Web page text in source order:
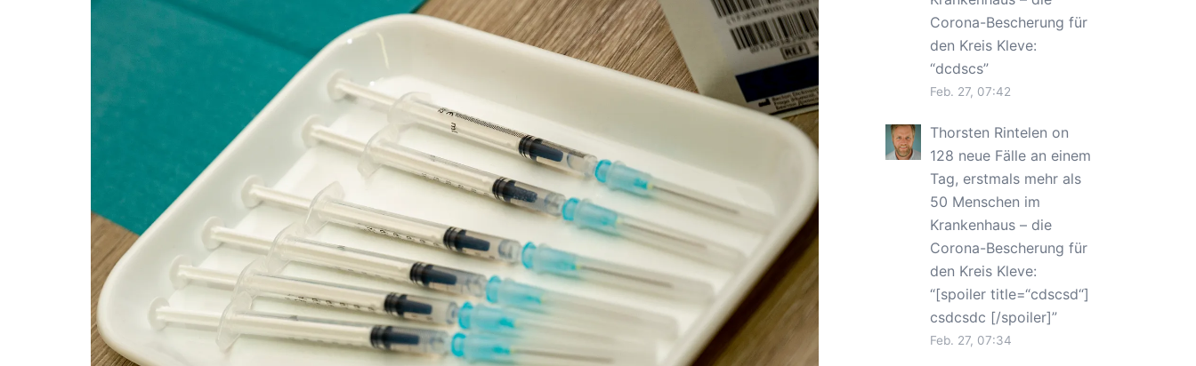
Corona-Bescherung für
den Kreis Kleve:
“dcdscs”
Feb. 27, 07:42
Thorsten Rintelen on
128 neue Fälle an einem
Tag, erstmals mehr als
50 Menschen im
Krankenhaus – die
Corona-Bescherung für
den Kreis Kleve:
“[spoiler title=“cdscsd“]
csdcsdc [/spoiler]”
Feb. 27, 07:34